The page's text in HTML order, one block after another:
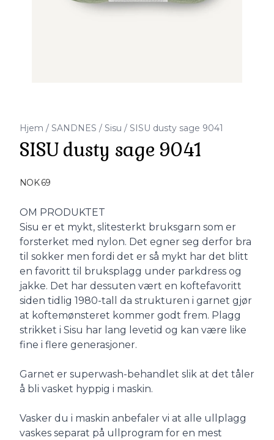
Hjem / SANDNES / Sisu / SISU dusty sage 9041
SISU dusty sage 9041
NOK 69
Description
OM PRODUKTET
Sisu er et mykt, slitesterkt bruksgarn som er
forsterket med nylon. Det egner seg derfor bra
til sokker men fordi det er så mykt har det blitt
en favoritt til bruksplagg under parkdress og
jakke. Det har dessuten vært en koftefavoritt
siden tidlig 1980-tall da strukturen i garnet gjør
at koftemønsteret kommer godt frem. Plagg
strikket i Sisu har lang levetid og kan være like
fine i flere generasjoner.
Garnet er superwash-behandlet slik at det tåler
å bli vasket hyppig i maskin.
Vasker du i maskin anbefaler vi at alle ullplagg
vaskes separat på ullprogram for en mest